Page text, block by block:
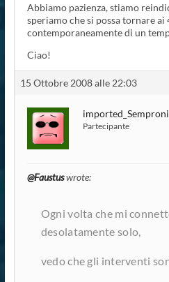
Abbiamo pazienza, stiamo
speriamo che si possa tornare
contemporaneamente di un
Ciao!
15 Ottobre 2008 alle 22:03
Partecipante
@Faustuswrote:
Ogni volta che mi
desolatamente solo,
vedo che gli interventi